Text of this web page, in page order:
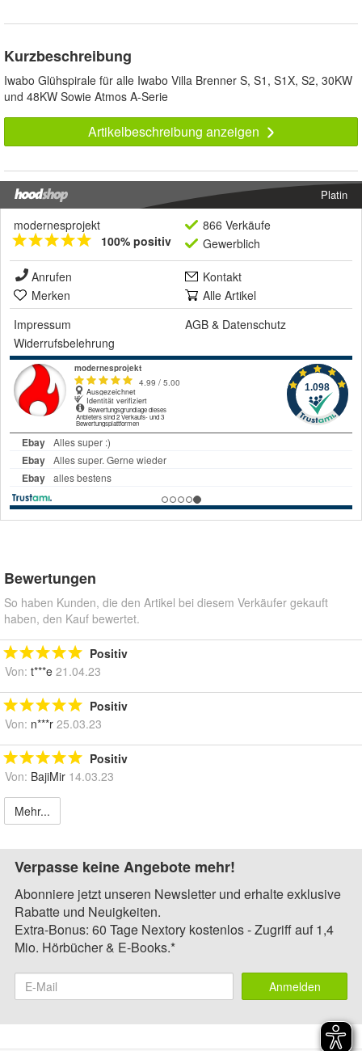
Kurzbeschreibung
Iwabo Glühspirale für alle Iwabo Villa Brenner S, S1, S1X, S2, 30KW
und 48KW Sowie Atmos A-Serie
Artikelbeschreibung anzeigen
Platin
modernesprojekt
100% positiv
866 Verkäufe
Gewerblich
Anrufen
Kontakt
Merken
Alle Artikel
Impressum
AGB & Datenschutz
Widerrufsbelehrung
Bewertungen
So haben Kunden, die den Artikel bei diesem Verkäufer gekauft
haben, den Kauf bewertet.
Positiv
Von: t***e 21.04.23
Positiv
Von: n***r 25.03.23
Positiv
Von: BajiMir 14.03.23
Mehr...
Verpasse keine Angebote mehr!
Abonniere jetzt unseren Newsletter und erhalte exklusive
Rabatte und Neuigkeiten.
Extra-Bonus: 60 Tage Nextory kostenlos - Zugriff auf 1,4
Mio. Hörbücher & E-Books.*
Anmelden